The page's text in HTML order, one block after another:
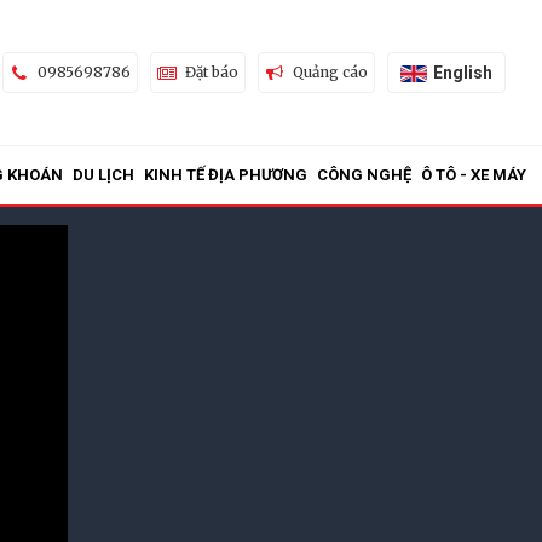
0985698786 Đặt báo Quảng cáo English
KHOÁN DU LỊCH KINH TẾ ĐỊA PHƯƠNG CÔNG NGHỆ Ô TÔ - XE MÁY